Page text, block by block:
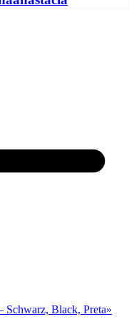
Schwarz, Black, Preta»